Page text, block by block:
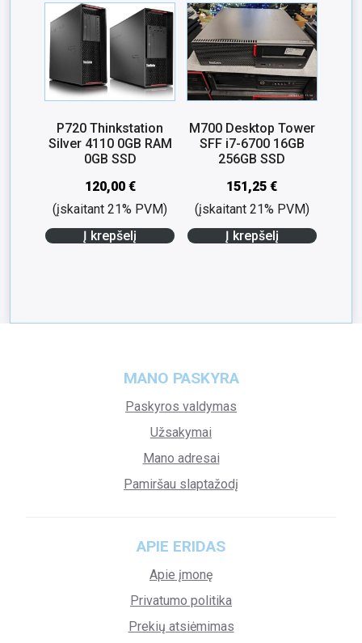
P720 Thinkstation
Silver 4110 0GB RAM
0GB SSD
120,00 €
(įskaitant 21% PVM)
Į krepšelį
M700 Desktop Tower
SFF i7-6700 16GB
256GB SSD
151,25€
(įskaitant 21% PVM)
Į krepšelį
MANO PASKYRA
Paskyros valdymas
Užsakymai
Mano adresai
Pamiršau slaptažodį
APIE ERIDAS
Apie įmonę
Privatumo politika
Prekių atsiėmimas